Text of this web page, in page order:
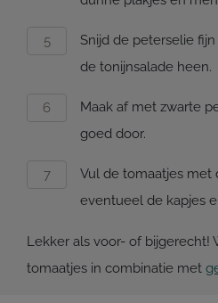
Snijd de peterselie
de tonijnsalade heen.
Maak af met zwarte
goed door.
Vul de tomaatjes met
eventueel de kapjes
Lekker als voor- of bijgerecht!
tomaatjes in combinatie met